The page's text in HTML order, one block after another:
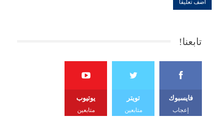
تابعنا!
فايسبوك
إعجاب
تويتر
متابعين
يوتيوب
متابعين